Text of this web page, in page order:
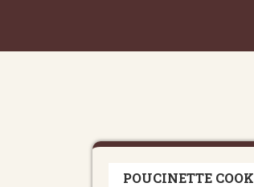
POUCINETTE COOK